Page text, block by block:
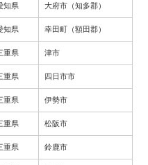
知県 大府市（知多郡）
知県 幸田町（額田郡）
重県 津市
重県 四日市市
重県 伊勢市
重県 松阪市
重県 鈴鹿市